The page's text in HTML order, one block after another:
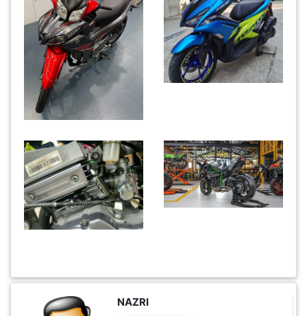
NAZRI
PERNIAGAAN(41)
KENDERAAN(6)
ELEKTRONIK(5)
SUKAN/HOBI(2)
PERCUTIAN
PELANCONGAN(1)
&
PERIBADI(4)